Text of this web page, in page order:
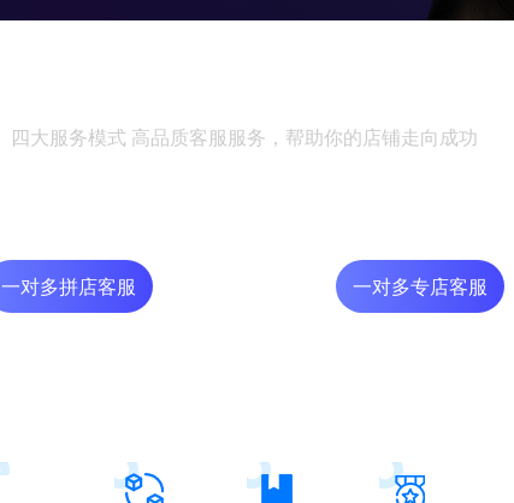
四大服务模式 高品质客服服务，帮助你的店铺走向成功
一对多拼店客服 一对多专店客服